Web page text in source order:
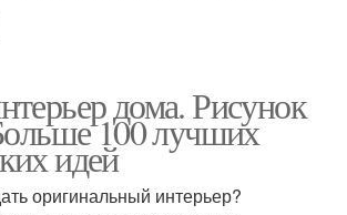
дома. Рисунок
100 лучших
идей
оригинальный интерьер?